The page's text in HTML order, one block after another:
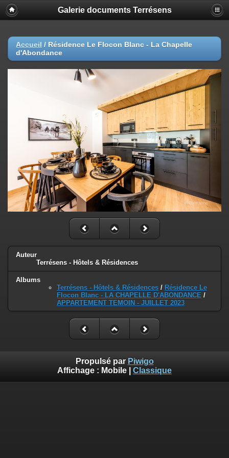
Galerie documents Terrésens
Accueil / Résidence Le Flocon Blanc - La Chapelle
d'Abondance
Auteur
Terrésens - Hôtels & Résidences
Albums
Terrésens - Hôtels & Résidences / Résidence Le
Flocon Blanc - LA CHAPELLE D'ABONDANCE /
APPARTEMENT TEMOIN - JUILLET 2023
Propulsé par Piwigo
Affichage : Mobile Classique